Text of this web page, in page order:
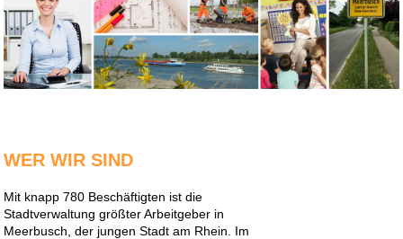
WER WIR SIND
Mit knapp 780 Beschäftigten ist die
Stadtverwaltung größter Arbeitgeber in
Meerbusch, der jungen Stadt am Rhein. Im